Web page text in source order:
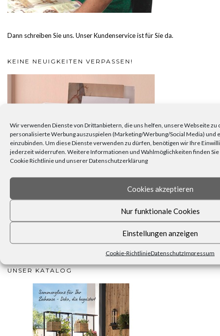
Wir verwenden Dienste von Drittanbietern, die uns helfen, unsere Webseite
personalisierte Werbung auszuspielen (Marketing/Werbung/Social Media) und
einzubinden. Um diese Dienste verwenden zu dürfen, benötigen wir Ihre
jederzeit widerrufen. Weitere Informationen und Wahlmöglichkeiten finden
Cookie Richtlinie und unserer Datenschutzerklärung
Cookies akzeptieren
Nur funktionale Cookies
Einstellungen anzeigen
Cookie-RichtlinieDatenschutzImpressum
Dann schreiben Sie uns. Unser Kundenservice ist für Sie da.
KEINE NEUIGKEITEN VERPASSEN!
Abonnieren Sie den Frank Flechtwaren-Newsletter.
UNSER KATALOG